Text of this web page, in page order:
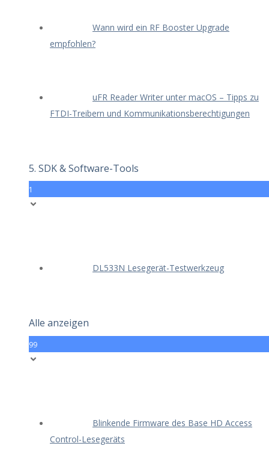
Wann wird ein RF Booster Upgrade
empfohlen?
uFR Reader Writer unter macOS – Tipps zu
FTDI-Treibern und Kommunikationsberechtigungen
5. SDK & Software-Tools
1
DL533N Lesegerät-Testwerkzeug
Alle anzeigen
99
Blinkende Firmware des Base HD Access
Control-Lesegeräts